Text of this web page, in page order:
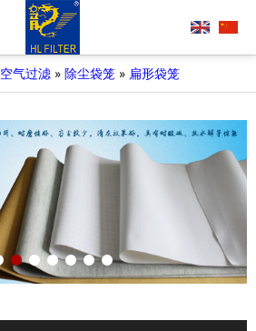
空气过滤 » 除尘袋笼 » 扁形袋笼